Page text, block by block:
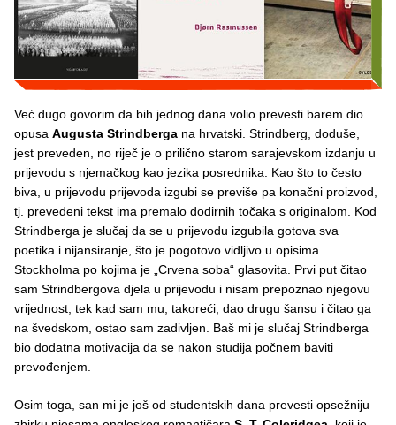
Već dugo govorim da bih jednog dana volio prevesti barem dio
opusa Augusta Strindberga na hrvatski. Strindberg, doduše,
jest preveden, no riječ je o prilično starom sarajevskom izdanju u
prijevodu s njemačkog kao jezika posrednika. Kao što to često
biva, u prijevodu prijevoda izgubi se previše pa konačni proizvod,
tj. prevedeni tekst ima premalo dodirnih točaka s originalom. Kod
Strindberga je slučaj da se u prijevodu izgubila gotova sva
poetika i nijansiranje, što je pogotovo vidljivo u opisima
Stockholma po kojima je „Crvena soba“ glasovita. Prvi put čitao
sam Strindbergova djela u prijevodu i nisam prepoznao njegovu
vrijednost; tek kad sam mu, takoreći, dao drugu šansu i čitao ga
na švedskom, ostao sam zadivljen. Baš mi je slučaj Strindberga
bio dodatna motivacija da se nakon studija počnem baviti
prevođenjem.
Osim toga, san mi je još od studentskih dana prevesti opsežniju